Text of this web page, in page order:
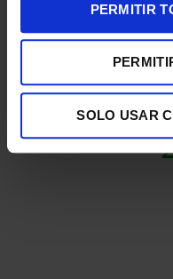
PERMITIR
SOLO USAR
CACEROLA MONIX